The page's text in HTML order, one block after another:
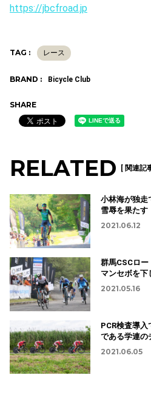
https://jbcfroad.jp
TAG : レース
BRAND : Bicycle Club
SHARE
RELATED [ 関連記
小林海が独
雪辱を果たす
2021.06.12
群馬CSCロ
マンセボを下
2021.05.16
PCR検査導
である学連
2021.06.05